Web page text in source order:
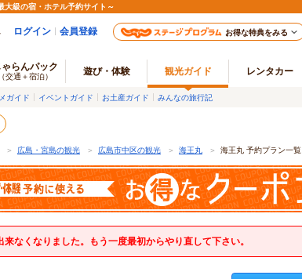
級の宿・ホテル予約サイト～
ログイン 会員登録 お得な特典をみる
ゃらんパック
（交通＋宿泊） 遊び・体験 観光ガイド レンタカー
ガイド イベントガイド お土産ガイド みんなの旅行記
＞ 広島・宮島の観光 ＞ 広島市中区の観光 ＞ 海王丸 ＞ 海王丸 予約プラン一覧
なくなりました。もう一度最初からやり直して下さい。